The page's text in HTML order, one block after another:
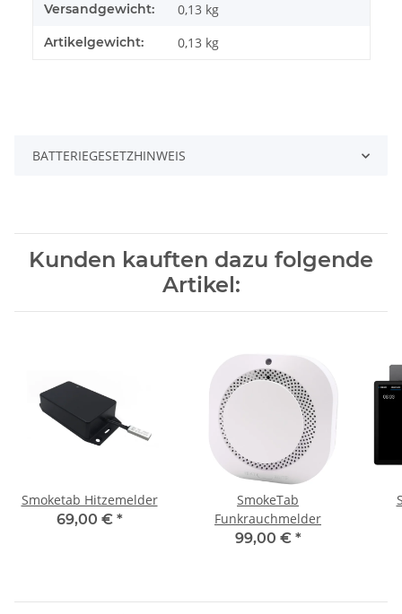
Versandgewicht: 0,13 kg
Artikelgewicht: 0,13 kg
BATTERIEGESETZHINWEIS
Kunden kauften dazu folgende
Artikel:
Smoketab Hitzemelder
69,00 € *
SmokeTab
Funkrauchmelder
99,00 € *